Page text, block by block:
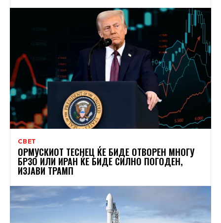
СВЕТ
ОРМУСКИОТ ТЕСНЕЦ ЌЕ БИДЕ ОТВОРЕН МНОГУ
БРЗО ИЛИ ИРАН ЌЕ БИДЕ СИЛНО ПОГОДЕН,
ИЗЈАВИ ТРАМП